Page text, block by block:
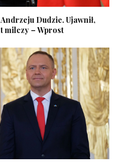
Dudzie. Ujawnił,
milczy – Wprost